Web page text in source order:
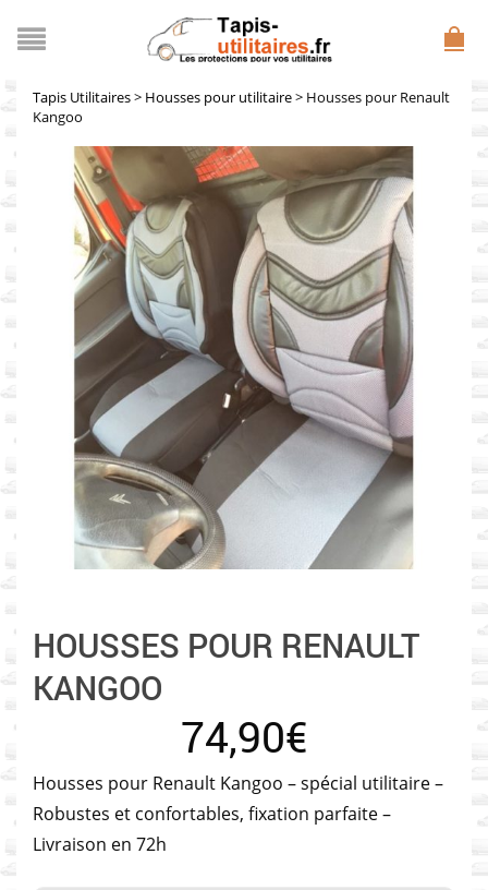
Tapis Utilitaires> Housses pour utilitaire> Housses pour Renault
Kangoo
HOUSSES POUR RENAULT
KANGOO
74,90€
Housses pour Renault Kangoo – spécial utilitaire –
Robustes et confortables, fixation parfaite –
Livraison en 72h